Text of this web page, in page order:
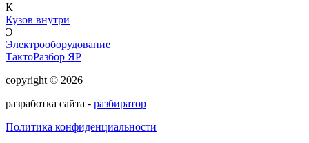
К
Кузов внутри
Э
Электрооборудование
ТактоРазбор ЯР
copyright © 2026
разработка сайта - разбиратор
Политика конфиденциальности